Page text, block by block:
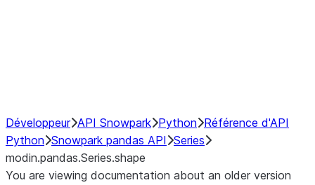
Développeur API Snowpark Python Référence d'API
Python Snowpark pandas API Series
modin.pandas.Series.shape
You are viewing documentation about an older version